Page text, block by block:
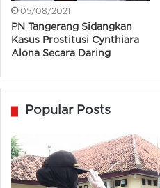
05/08/2021
PN Tangerang Sidangkan
Kasus Prostitusi Cynthiara
Alona Secara Daring
Popular Posts